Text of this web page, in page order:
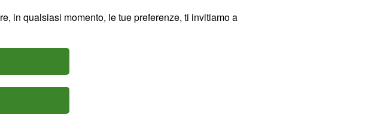
in qualsiasi momento, le tue preferenze, ti invitiamo a